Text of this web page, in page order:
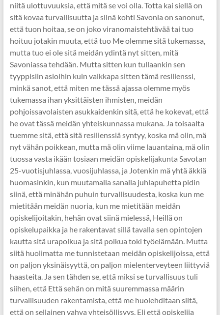
niitä ulottuvuuksia, että mitä se voi olla. Totta kai siellä on
sitä kovaa turvallisuutta ja siinä kohti Savonia on sanonut,
että tuon hoitaa, se on joko viranomaistehtävää tai tuo
hoituu jotakin muuta, että tuo Me olemme sitä tukemassa,
mutta tuo ei ole sitä meidän ydintä nyt sitten, mitä
Savoniassa tehdään. Mutta sitten kun tullaankin sen
tyyppisiin asioihin kuin vaikkapa sitten tämä resilienssi,
minkä sanot, että miten me tässä ajassa olemme myös
tukemassa ihan yksittäisten ihmisten, meidän
pohjoissavolaisten asukkaidenkin sitä, että he kokevat, että
he ovat tässä meidän yhteiskunnassa mukana. Ja toisaalta
tuemme sitä, että sitä resilienssiä syntyy, koska mä olin, mä
nyt vähän poikkean, mutta mä olin viime lauantaina, mä olin
tuossa vasta ikään tosiaan meidän opiskelijakunta Savotan
25-vuotisjuhlassa, vuosijuhlassa, ja Jotenkin mä yhtä äkkiä
huomasinkin, kun muutamalla sanalla juhlapuhetta pidin
siinä, että minähän puhuin turvallisuudesta, koska kun me
mietitään meidän nuoria, kun me mietitään meidän
opiskelijoitakin, hehän ovat siinä mielessä, Heillä on
opiskelupaikka ja he rakentavat sillä tavalla sen opintojen
kautta sitä urapolkua ja sitä polkua toki työelämään. Mutta
siitä huolimatta me tunnistetaan meidän opiskelijoissa, että
on paljon yksinäisyyttä, on paljon mielenterveyteen liittyviä
haasteita. Ja sen tähden se, että miksi se turvallisuus tuli
siihen, että Että sehän on mitä suuremmassa määrin
turvallisuuden rakentamista, että me huolehditaan siitä,
että on sellainen vahva yhteisöllisyys. Eli että opiskelija